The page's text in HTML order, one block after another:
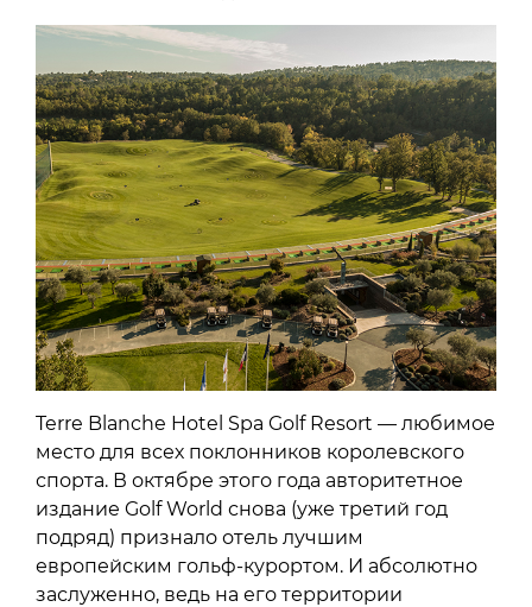
Terre Blanche Hotel Spa Golf Resort — любимое
место для всех поклонников королевского
спорта. В октябре этого года авторитетное
издание Golf World снова (уже третий год
подряд) признало отель лучшим
европейским гольф-курортом. И абсолютно
заслуженно, ведь на его территории